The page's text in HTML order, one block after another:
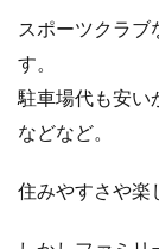
スポーツクラ
す。
駐車場代も安い
などなど。
住みやすさや楽